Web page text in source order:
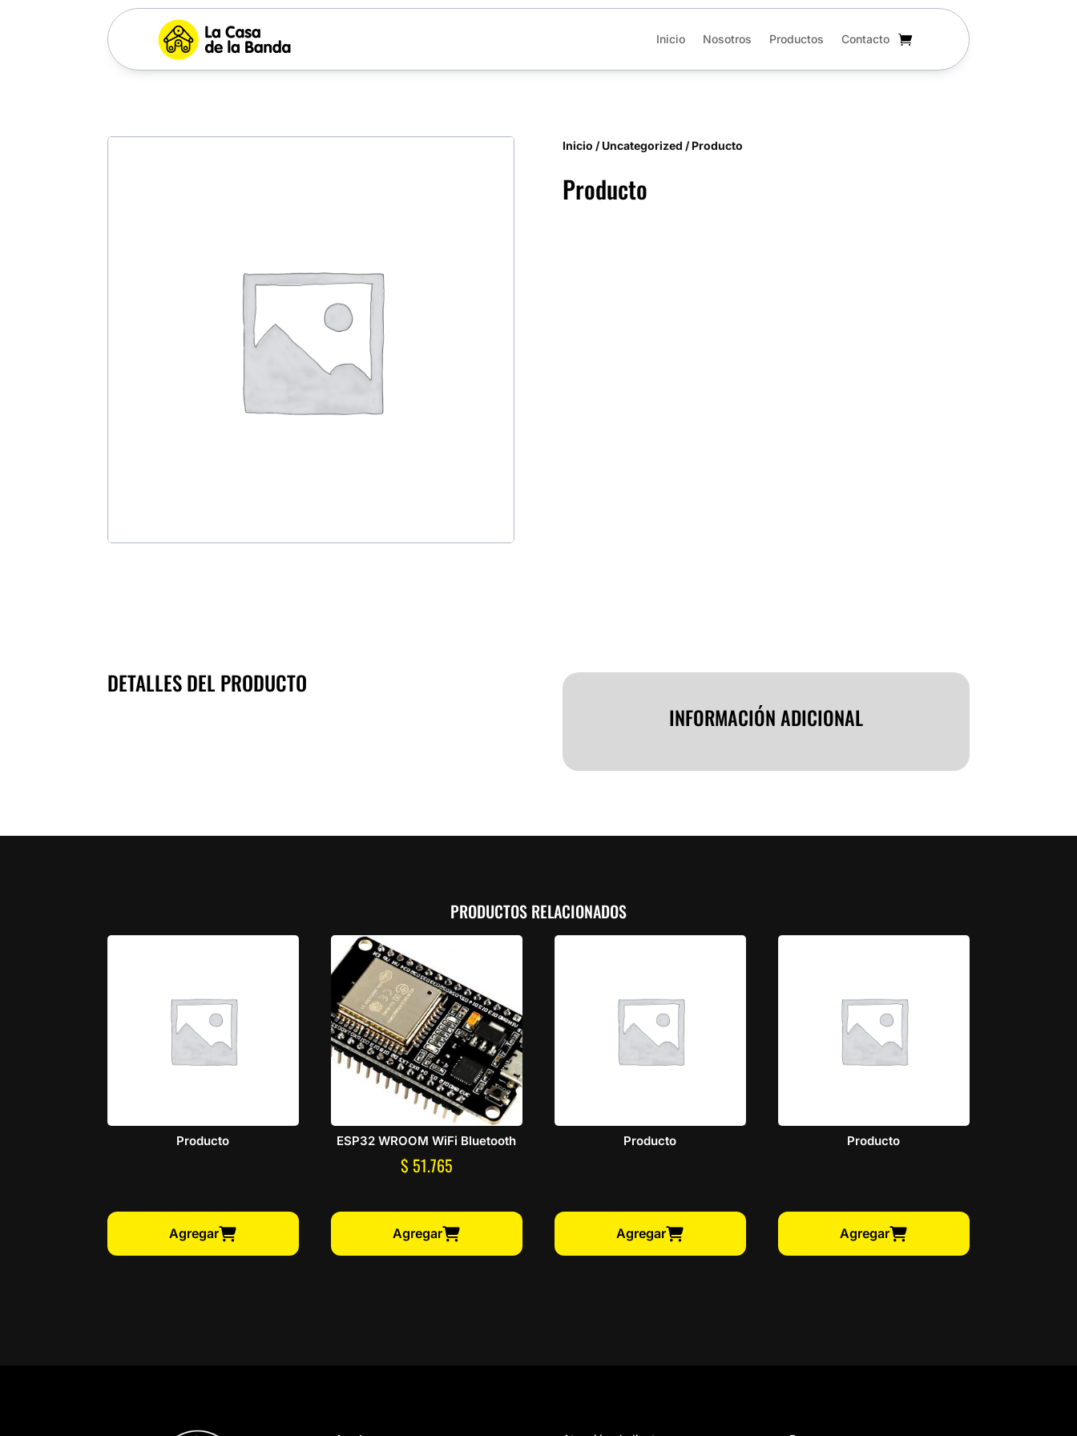
Inicio Nosotros Productos Contacto
Inicio /Uncategorized / Producto
Producto
DETALLES DEL PRODUCTO
INFORMACIÓN ADICIONAL
PRODUCTOS RELACIONADOS
Producto
Agregar
ESP32 WROOM WiFi Bluetooth
$ 51.765
Agregar
Producto
Agregar
Producto
Agregar